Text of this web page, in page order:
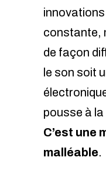
constante,
de façon
le son soit
pousse à
C’est une
malléable.